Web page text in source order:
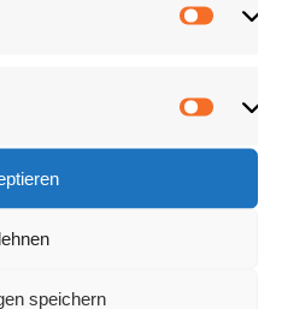
speichern
speichern.
Sportverein SSV53